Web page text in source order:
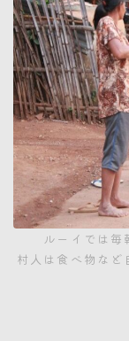
ルーイでは毎
村人は食べ物など